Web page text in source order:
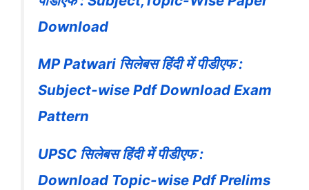
Download
MP Patwari सिलेबस हिंदी में पीडीएफ :
Subject-wise Pdf Download Exam
Pattern
UPSC सिलेबस हिंदी में पीडीएफ :
Download Topic-wise Pdf Prelims